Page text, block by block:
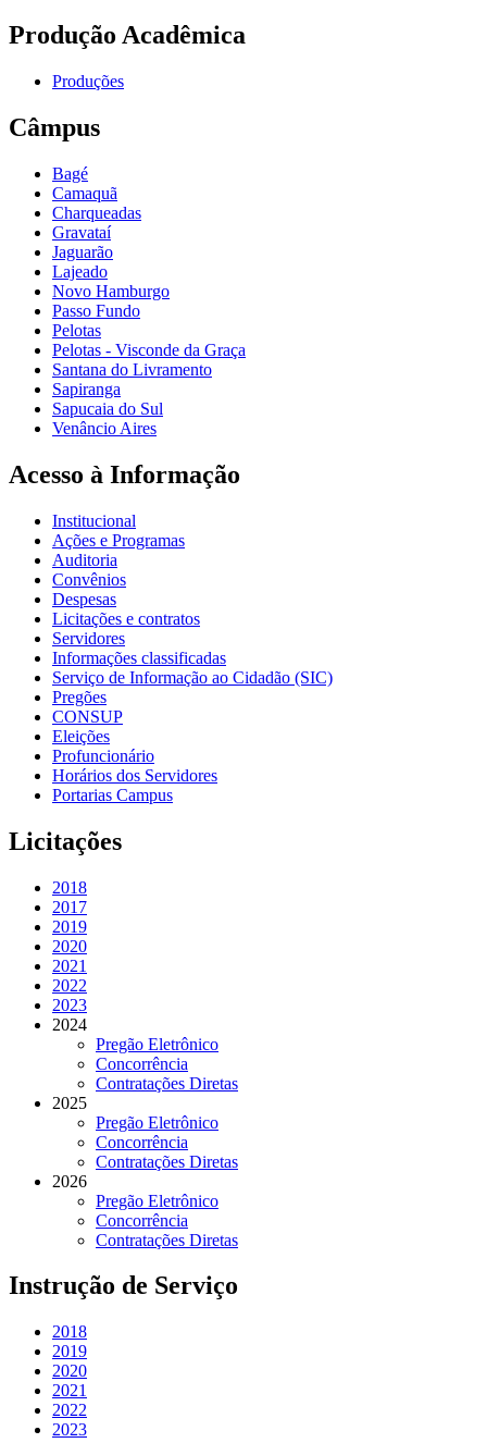
Produção Acadêmica
Produções
Câmpus
Bagé
Camaquã
Charqueadas
Gravataí
Jaguarão
Lajeado
Novo Hamburgo
Passo Fundo
Pelotas
Pelotas - Visconde da Graça
Santana do Livramento
Sapiranga
Sapucaia do Sul
Venâncio Aires
Acesso à Informação
Institucional
Ações e Programas
Auditoria
Convênios
Despesas
Licitações e contratos
Servidores
Informações classificadas
Serviço de Informação ao Cidadão (SIC)
Pregões
CONSUP
Eleições
Profuncionário
Horários dos Servidores
Portarias Campus
Licitações
2018
2017
2019
2020
2021
2022
2023
2024
Pregão Eletrônico
Concorrência
Contratações Diretas
2025
Pregão Eletrônico
Concorrência
Contratações Diretas
2026
Pregão Eletrônico
Concorrência
Contratações Diretas
Instrução de Serviço
2018
2019
2020
2021
2022
2023